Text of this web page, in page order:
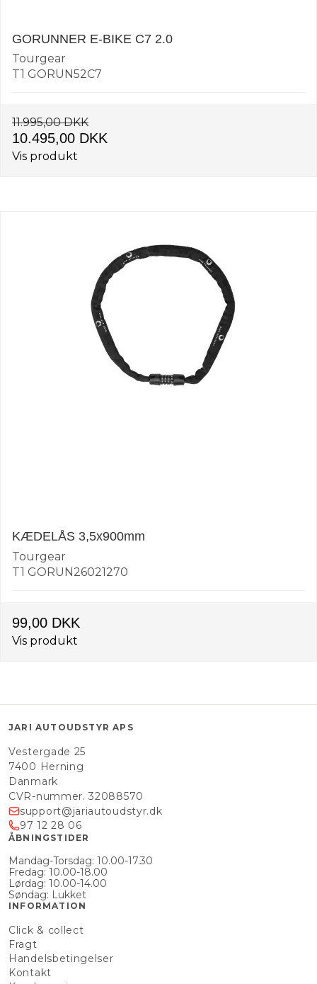
GORUNNER E-BIKE C7 2.0
Tourgear
T1 GORUN52C7
11.995,00 DKK
10.495,00 DKK
Vis produkt
KÆDELÅS 3,5x900mm
Tourgear
T1 GORUN26021270
99,00 DKK
Vis produkt
JARI AUTOUDSTYR APS
Vestergade 25
7400 Herning
Danmark
CVR-nummer. 32088570
support@jariautoudstyr.dk
97 12 28 06
ÅBNINGSTIDER
Mandag-Torsdag: 10.00-17.30
Fredag: 10.00-18.00
Lørdag: 10.00-14.00
Søndag: Lukket
INFORMATION
Click & collect
Fragt
Handelsbetingelser
Kontakt